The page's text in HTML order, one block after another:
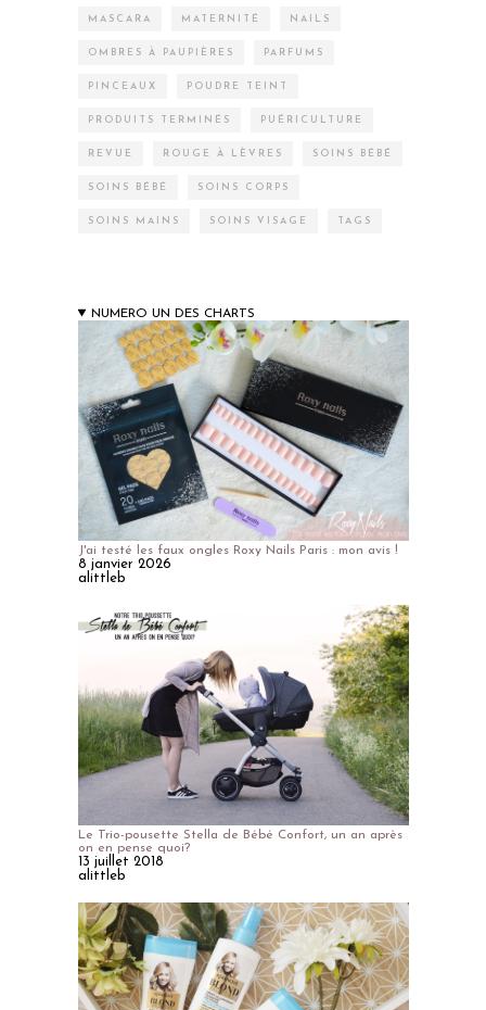
MASCARA MATERNITÉ NAILS
OMBRES À PAUPIÈRES PARFUMS
PINCEAUX POUDRE TEINT
PRODUITS TERMINÉS PUÉRICULTURE
REVUE ROUGE À LÈVRES SOINS BÉBÉ
SOINS BÉBÉ SOINS CORPS
SOINS MAINS SOINS VISAGE TAGS
NUMERO UN DES CHARTS
J'ai testé les faux ongles Roxy Nails Paris : mon avis !
8 janvier 2026
alittleb
Le Trio-pousette Stella de Bébé Confort, un an après
on en pense quoi?
13 juillet 2018
alittleb